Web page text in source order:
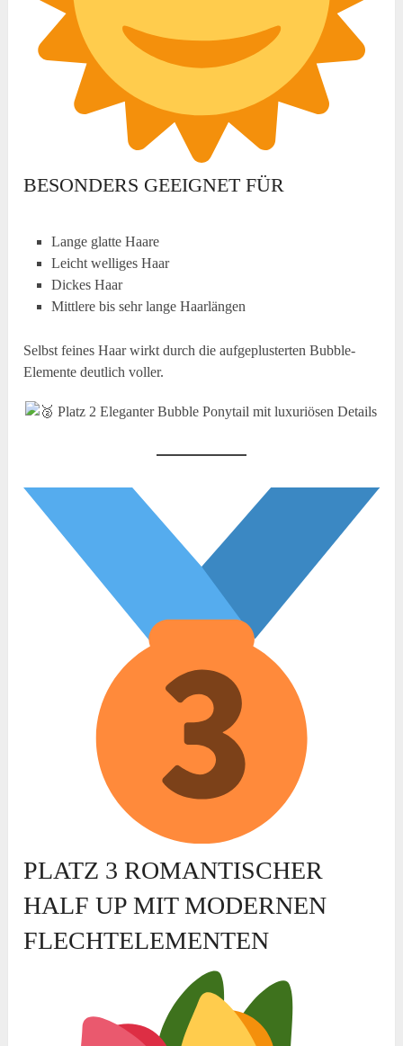
BESONDERS GEEIGNET FÜR
Lange glatte Haare
Leicht welliges Haar
Dickes Haar
Mittlere bis sehr lange Haarlängen
Selbst feines Haar wirkt durch die aufgeplusterten Bubble-
Elemente deutlich voller.
PLATZ 3 ROMANTISCHER
HALF UP MIT MODERNEN
FLECHTELEMENTEN